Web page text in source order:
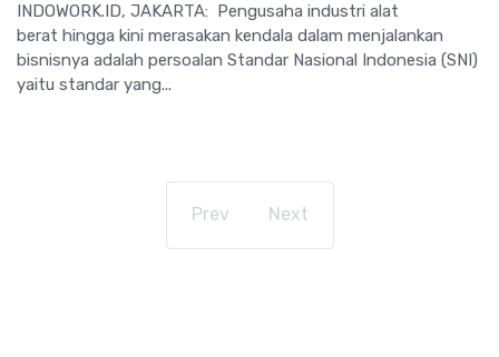
INDOWORK.ID, JAKARTA: Pengusaha industri alat
berat hingga kini merasakan kendala dalam menjalankan
bisnisnya adalah persoalan Standar Nasional Indonesia (SNI)
yaitu standar yang...
Prev Next